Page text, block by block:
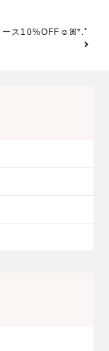
ース10%OFF☺︎ꕤ*.ﾟ